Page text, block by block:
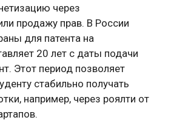
через
продажу прав. В России
для патента на
20 лет с даты подачи
Этот период позволяет
стабильно получать
например, через роялти от